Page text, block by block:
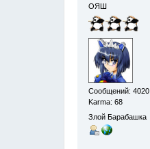
ОЯШ
Сообщений: 4020
Karma: 68
Злой Барабашка